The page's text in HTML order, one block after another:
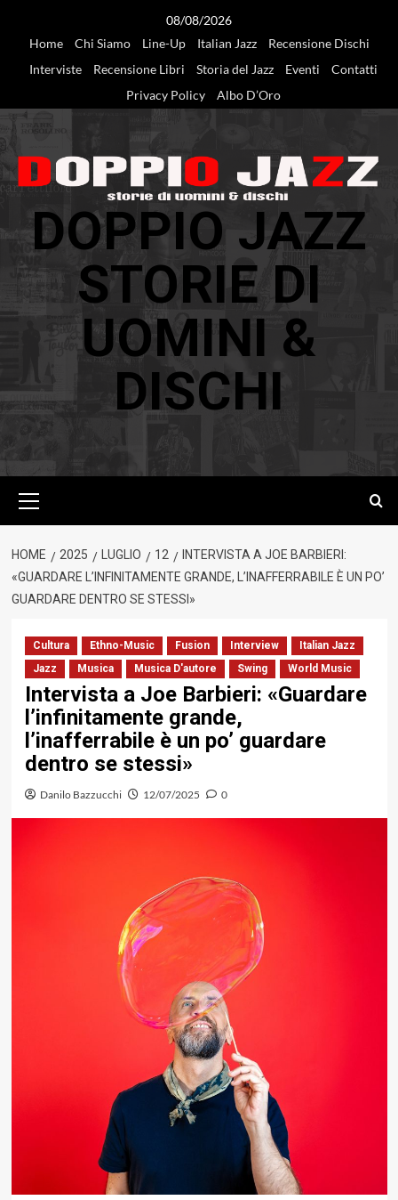
08/08/2026
Home
Chi Siamo Line-Up Italian Jazz
Recensione Dischi
Interviste
Recensione Libri Storia del Jazz Eventi
Contatti
Privacy Policy
Albo D’Oro
DOPPIO JAZZ
STORIE DI
UOMINI &
DISCHI
principale
HOME 2025 LUGLIO 12
INTERVISTA A JOE BARBIERI:
«GUARDARE L’INFINITAMENTE GRANDE, L’INAFFERRABILE È UN PO’
GUARDARE DENTRO SE STESSI»
Cultura Ethno-Music Fusion Interview
Italian Jazz
Jazz
Musica Musica D'autore Swing World Music
Intervista a Joe Barbieri: «Guardare
l’infinitamente grande,
l’inafferrabile è un po’ guardare
dentro se stessi»
Danilo Bazzucchi 12/07/2025 0